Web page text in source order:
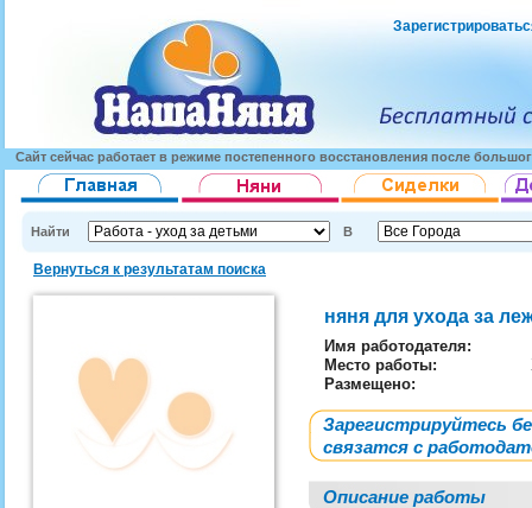
Сайт сейчас работает в режиме постепенного восстановления после
Найти В
Вернуться к результатам поиска
няня для ухода за
Имя работодателя:
Место работы:
Размещено:
Зарегистрируйтесь
связатся с
Описание работы